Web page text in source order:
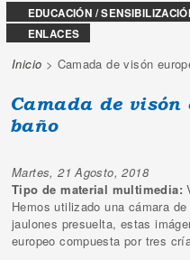
EDUCACIÓN /
ENLACES
Se encuentra
Inicio > Camada de visón
Camada de visón
baño
Martes, 21 Agosto, 2018
Tipo de material multimedia:
Hemos utilizado una cámara
jaulones presuelta, estas
europeo compuesta por tres